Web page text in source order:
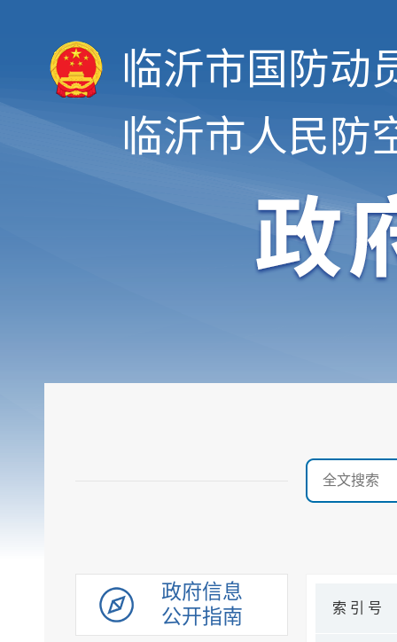
临沂市国防动
临沂市人民防
政府信息
公开指南
索 引 号